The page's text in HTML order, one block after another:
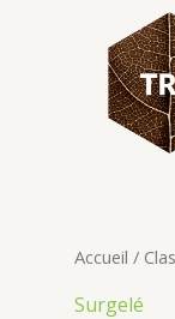
Accueil /
Surgelé